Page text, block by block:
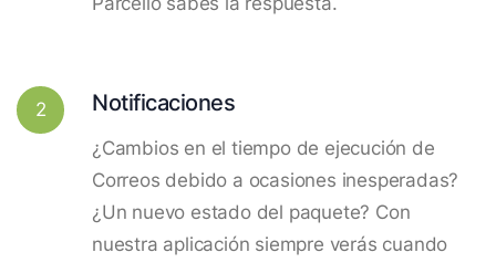
2 Notificaciones
¿Cambios en el tiempo de ejecución de
Correos debido a ocasiones inesperadas?
¿Un nuevo estado del paquete? Con
nuestra aplicación siempre verás cuando